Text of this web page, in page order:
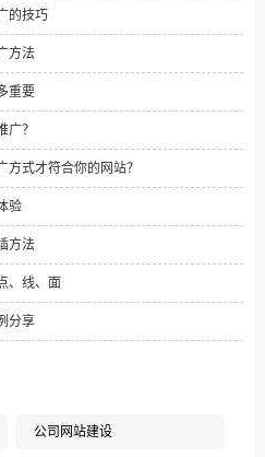
的技巧
方法
重要
广？
方式才符合你的网站？
验
方法
、线、面
分享
公司网站建设